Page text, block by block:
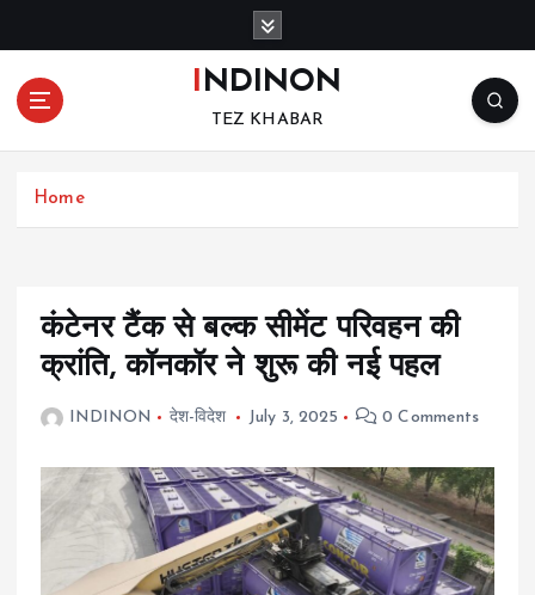
o
INDINON
TEZ KHABAR
Home
कंटेनर टैंक से बल्क सीमेंट परिवहन की
क्रांति, कॉनकॉर ने शुरू की नई पहल
INDINON देश-विदेश July 3, 2025 0 Comments